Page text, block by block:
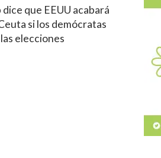
que EEUU acabará
si los demócratas
elecciones